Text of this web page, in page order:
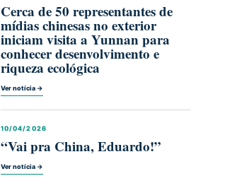
Cerca de 50 representantes de
mídias chinesas no exterior
iniciam visita a Yunnan para
conhecer desenvolvimento e
riqueza ecológica
Ver notícia →
10/04/2026
“Vai pra China, Eduardo!”
Ver notícia →